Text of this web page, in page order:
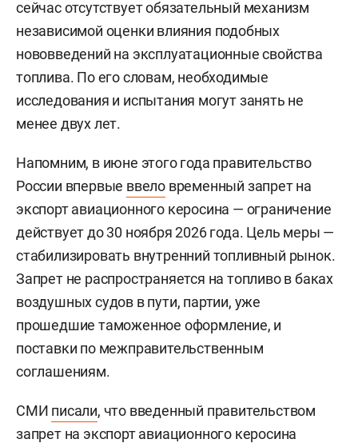
сейчас отсутствует обязательный механизм
независимой оценки влияния подобных
нововведений на эксплуатационные свойства
топлива. По его словам, необходимые
исследования и испытания могут занять не
менее двух лет.
Напомним, в июне этого года правительство
России впервые ввело временный запрет на
экспорт авиационного керосина — ограничение
действует до 30 ноября 2026 года. Цель меры —
стабилизировать внутренний топливный рынок.
Запрет не распространяется на топливо в баках
воздушных судов в пути, партии, уже
прошедшие таможенное оформление, и
поставки по межправительственным
соглашениям.
СМИ писали, что введенный правительством
запрет на экспорт авиационного керосина